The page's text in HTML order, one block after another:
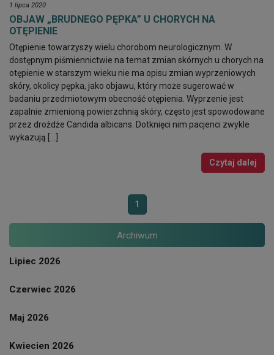
1 lipca 2020
OBJAW „BRUDNEGO PĘPKA” U CHORYCH NA
OTĘPIENIE
Otępienie towarzyszy wielu chorobom neurologicznym. W
dostępnym piśmiennictwie na temat zmian skórnych u chorych na
otępienie w starszym wieku nie ma opisu zmian wyprzeniowych
skóry, okolicy pępka, jako objawu, który może sugerować w
badaniu przedmiotowym obecność otępienia. Wyprzenie jest
zapalnie zmienioną powierzchnią skóry, często jest spowodowane
przez drożdże Candida albicans. Dotknięci nim pacjenci zwykle
wykazują […]
Czytaj dalej
1
Archiwum
Lipiec 2026
Czerwiec 2026
Maj 2026
Kwiecien 2026